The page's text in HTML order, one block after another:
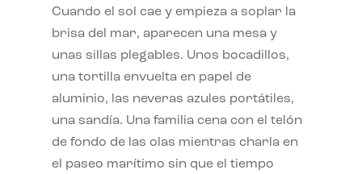
Cuando el sol cae y empieza a soplar la
brisa del mar, aparecen una mesa y
unas sillas plegables. Unos bocadillos,
una tortilla envuelta en papel de
aluminio, las neveras azules portátiles,
una sandía. Una familia cena con el telón
de fondo de las olas mientras charla en
el paseo marítimo sin que el tiempo